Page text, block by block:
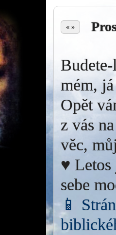
« »
mém,
Opět
z vás
věc,
♥ Letos
sebe
📱